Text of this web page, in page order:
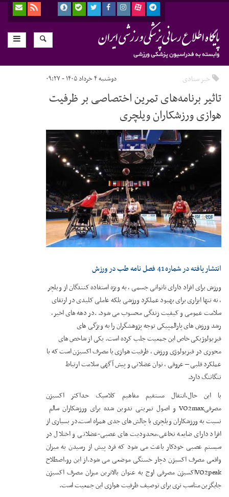
خبر ستادی دوشنبه ۴ خرداد ۱۴۰۵ - ۰۹:۲۷
تاثیر برنامه‌های تمرین اختصاصی بر ظرفیت
هوازی ورزشکاران ویلچری
انتشار یافته در شماره 41 فصل نامه طب در ورزش
ورزش برای افراد دارای ناتوانی جسمی ، به ویژه استفاده کنندگان از ویلچر
، نه تنها ابزاری برای بهبود عملکرد ورزشی بلکه عاملی کلیدی در ارتقای
سلامت عمومی و کیفیت زندگی محسوب می شود. .در دهه های اخیر،
رشد ورزش های پارالمپیکی توجه پژوهشگران را به ویژگی های
فیزیولوژیکی خاص این جمعیت جلب کرده است. یکی از شاخص های
محوری در فیزیولوژی ورزش ، ظرفیت هوازی یا مصرف اکسیژن است که با
عملکرد قلبی – عروقی ، توان عضلانی و پیش آگهی سلامت ارتباط
تنگاتنگ دارد.
با این حال،انتقال مستقیم مفاهیم کلاسیک حداکثر اکسیژن
مصرفیVO2max و اصول تمرینی تدوین شده برای ورزشکاران سالم
نسبت به ورزشکاران ویلچری با چالش های جدی همراه است.در بسیاری از
افراد دارای ضایعه نخاعی،محدودیت های عصبی-عضلانی و اختلال در
سیستم عصبی خودکار باعث می شود که فرد پیش از رسیدن به میزان
واقعی مصرف اکسیژن دچار خستگی موضعی می شود.از این رو،اصطلاح
VO2peakاکسیژن مصرفی اوج به عنوان بالاترین میزان مصرف اکسیژن
جایگزین مناسب تری برای توصیف ظرفیت هوازی این جمعیت است.